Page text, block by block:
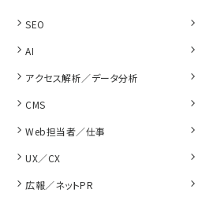
SEO
AI
アクセス解析／データ分析
CMS
Web担当者／仕事
UX／CX
広報／ネットPR